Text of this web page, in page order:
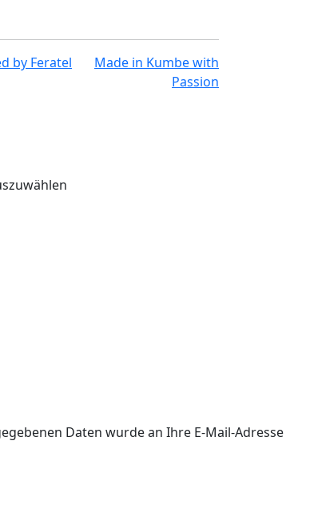
by Feratel Made in Kumbewith
Passion
Daten wurde an Ihre E-Mail-Adresse